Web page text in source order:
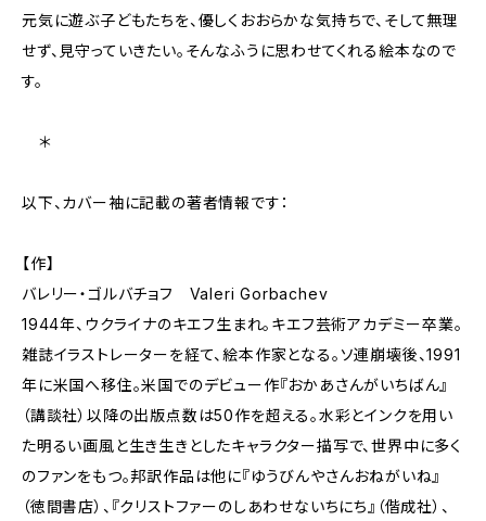
元気に遊ぶ子どもたちを、優しくおおらかな気持ちで、そして無理
せず、見守っていきたい。そんなふうに思わせてくれる絵本なので
す。
＊
以下、カバー袖に記載の著者情報です：
【作】
バレリー・ゴルバチョフ Valeri Gorbachev
1944年、ウクライナのキエフ生まれ。キエフ芸術アカデミー卒業。
雑誌イラストレーターを経て、絵本作家となる。ソ連崩壊後、1991
年に米国へ移住。米国でのデビュー作『おかあさんがいちばん』
（講談社）以降の出版点数は50作を超える。水彩とインクを用い
た明るい画風と生き生きとしたキャラクター描写で、世界中に多く
のファンをもつ。邦訳作品は他に『ゆうびんやさんおねがいね』
（徳間書店）、『クリストファーのしあわせないちにち』（偕成社）、